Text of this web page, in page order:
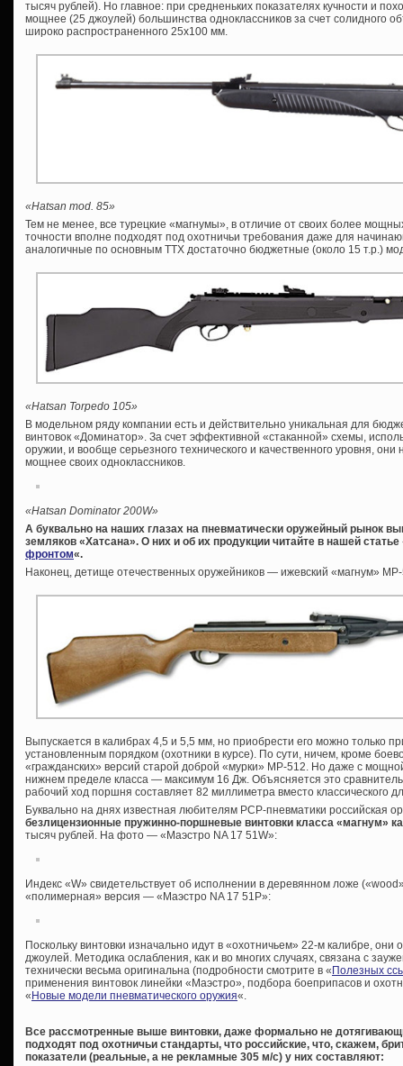
тысяч рублей). Но главное: при средненьких показателях кучности и
мощнее (25 джоулей) большинства одноклассников за счет солидного
широко распространенного 25х100 мм.
«Hatsan mod. 85»
Тем не менее, все турецкие «магнумы», в отличие от своих более
точности вполне подходят под охотничьи требования даже для
аналогичные по основным ТТХ достаточно бюджетные (около 15 т.р.)
«Hatsan Torpedo 105»
В модельном ряду компании есть и действительно уникальная для
винтовок «Доминатор». За счет эффективной «стаканной» схемы,
оружии, и вообще серьезного технического и качественного уровня,
мощнее своих одноклассников.
«Hatsan Dominator 200W»
А буквально на наших глазах на пневматически оружейный рынок
земляков «Хатсана». О них и об их продукции читайте в нашей статье
фронтом«.
Наконец, детище отечественных оружейников — ижевский «магнум»
Выпускается в калибрах 4,5 и 5,5 мм, но приобрести его можно только
установленным порядком (охотники в курсе). По сути, ничем, кроме
«гражданских» версий старой доброй «мурки» МР-512. Но даже с
нижнем пределе класса — максимум 16 Дж. Объясняется это
рабочий ход поршня составляет 82 миллиметра вместо классического
Буквально на днях известная любителям PCP-пневматики российская
безлицензионные пружинно-поршневые винтовки класса «магнум»
тысяч рублей. На фото — «Маэстро NA 17 51W»:
Индекс «W» свидетельствует об исполнении в деревянном ложе
«полимерная» версия — «Маэстро NA 17 51P»:
Поскольку винтовки изначально идут в «охотничьем» 22-м калибре,
джоулей. Методика ослабления, как и во многих случаях, связана с
технически весьма оригинальна (подробности смотрите в « Полезных
применения винтовок линейки «Маэстро», подбора боеприпасов и
« Новые модели пневматического оружия«.
Все рассмотренные выше винтовки, даже формально не
подходят под охотничьи стандарты, что российские, что, скажем,
показатели (реальные, а не рекламные 305 м/с) у них составляют: